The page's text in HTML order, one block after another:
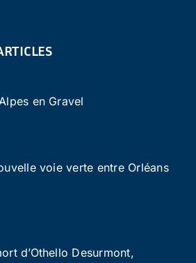
en Gravel
voie verte entre Orléans
d’Othello Desurmont,